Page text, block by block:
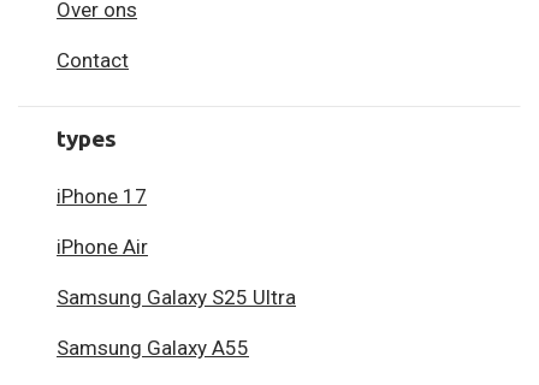
Over ons
Contact
types
iPhone 17
iPhone Air
Samsung Galaxy S25 Ultra
Samsung Galaxy A55